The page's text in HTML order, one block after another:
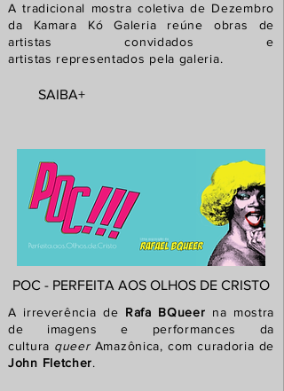
A tradicional mostra coletiva de Dezembro
da Kamara Kó Galeria reúne obras de
artistas convidados e
artistas representados pela galeria.
SAIBA+
POC - PERFEITA AOS OLHOS DE CRISTO
A irreverência de Rafa BQueer na mostra
de imagens e performances da
cultura queer Amazônica, com curadoria de
John Fletcher.